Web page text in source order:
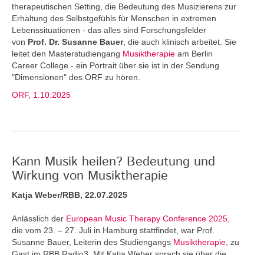
therapeutischen Setting, die Bedeutung des Musizierens zur
Erhaltung des Selbstgefühls für Menschen in extremen
Lebenssituationen - das alles sind Forschungsfelder
von Prof. Dr. Susanne Bauer, die auch klinisch arbeitet. Sie
leitet den Masterstudiengang Musiktherapie am Berlin
Career College - ein Portrait über sie ist in der Sendung
"Dimensionen" des ORF zu hören.
ORF, 1.10.2025
Kann Musik heilen? Bedeutung und
Wirkung von Musiktherapie
Katja Weber/RBB, 22.07.2025
Anlässlich der European Music Therapy Conference 2025
die vom 23. – 27. Juli in Hamburg stattfindet, war Prof.
Susanne Bauer, Leiterin des Studiengangs Musiktherapie , zu